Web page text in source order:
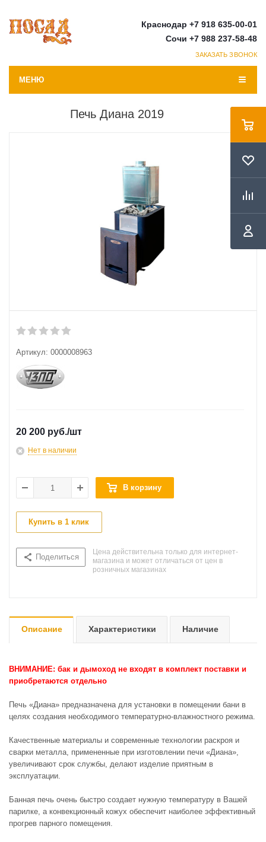
Краснодар +7 918 635-00-01
Сочи +7 988 237-58-48
ЗАКАЗАТЬ ЗВОНОК
МЕНЮ
Печь Диана 2019
Артикул: 0000008963
20 200 руб./шт
Нет в наличии
В корзину
Купить в 1 клик
Поделиться
Цена действительна только для интернет-
магазина и может отличаться от цен в
розничных магазинах
Описание Характеристики Наличие
ВНИМАНИЕ: бак и дымоход не входят в комплект поставки и
приобретаются отдельно
Печь «Диана» предназначена для установки в помещении бани в
целях создания необходимого температурно-влажностного режима.
Качественные материалы и современные технологии раскроя и
сварки металла, примененные при изготовлении печи «Диана»,
увеличивают срок службы, делают изделие приятным в
эксплуатации.
Банная печь очень быстро создает нужную температуру в Вашей
парилке, а конвекционный кожух обеспечит наиболее эффективный
прогрев парного помещения.